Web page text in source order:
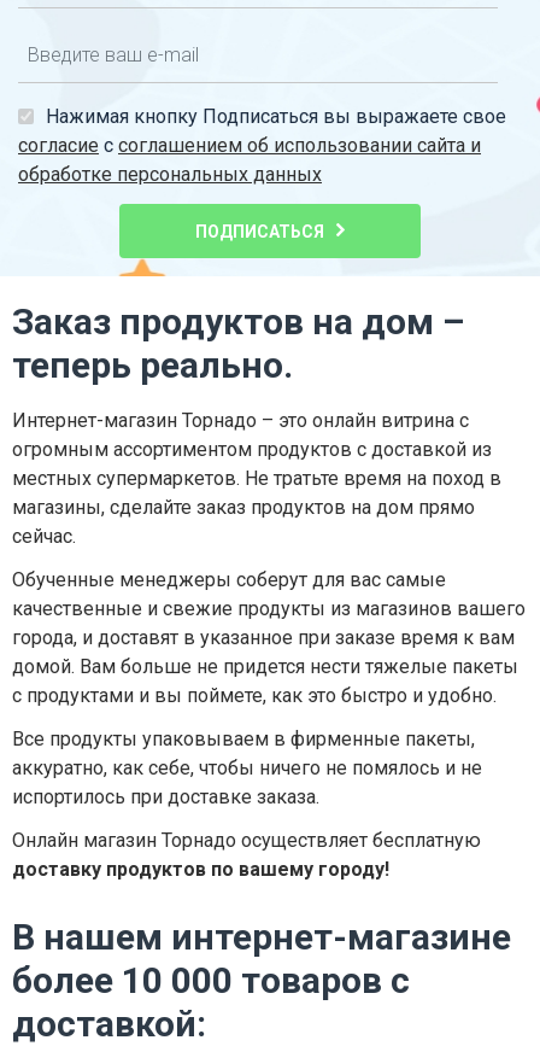
Нажимая кнопку Подписаться вы выражаете свое
согласие с соглашением об использовании сайта и
обработке персональных данных
ПОДПИСАТЬСЯ
Заказ продуктов на дом –
теперь реально.
Интернет-магазин Торнадо – это онлайн витрина с
огромным ассортиментом продуктов с доставкой из
местных супермаркетов. Не тратьте время на поход в
магазины, сделайте заказ продуктов на дом прямо
сейчас.
Обученные менеджеры соберут для вас самые
качественные и свежие продукты из магазинов вашего
города, и доставят в указанное при заказе время к вам
домой. Вам больше не придется нести тяжелые пакеты
с продуктами и вы поймете, как это быстро и удобно.
Все продукты упаковываем в фирменные пакеты,
аккуратно, как себе, чтобы ничего не помялось и не
испортилось при доставке заказа.
Онлайн магазин Торнадо осуществляет бесплатную
доставку продуктов по вашему городу!
В нашем интернет-магазине
более 10 000 товаров с
доставкой: